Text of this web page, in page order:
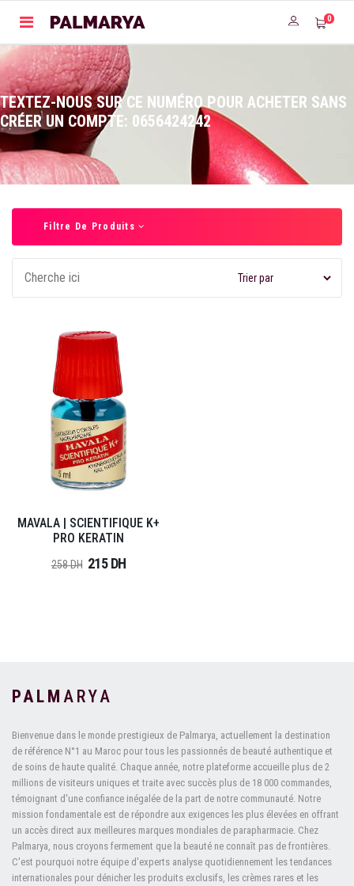
0
TEXTEZ-NOUS SUR CE NUMÉRO POUR ACHETER SANS
CRÉER UN COMPTE: 0656424242
Filtre De Produits
MAVALA | SCIENTIFIQUE K+
PRO KERATIN
258 DH 215 DH
PALM ARYA
Bienvenue dans le monde prestigieux de Palmarya, actuellement la destination
de référence N°1 au Maroc pour tous les passionnés de beauté authentique et
de soins de haute qualité. Chaque année, notre plateforme accueille plus de 2
millions de visiteurs uniques et traite avec succès plus de 18 000 commandes,
témoignant d'une confiance inégalée de la part de notre communauté. Notre
mission fondamentale est de répondre aux exigences les plus élevées en offrant
un accès direct aux meilleures marques mondiales de parapharmacie. Chez
Palmarya, nous croyons fermement que la beauté ne connaît pas de frontières.
C'est pourquoi notre équipe d'experts analyse quotidiennement les tendances
internationales pour dénicher les produits exclusifs, les crèmes rares et les